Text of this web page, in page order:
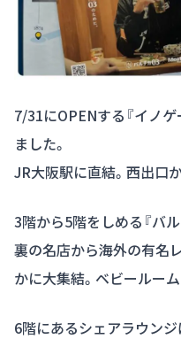
7/31にOPENする『イノ
ました。
JR大阪駅に直結。西出口
3階から5階をしめる『バ
裏の名店から海外の有名
かに大集結。ベビールーム
6階にあるシェアラウン